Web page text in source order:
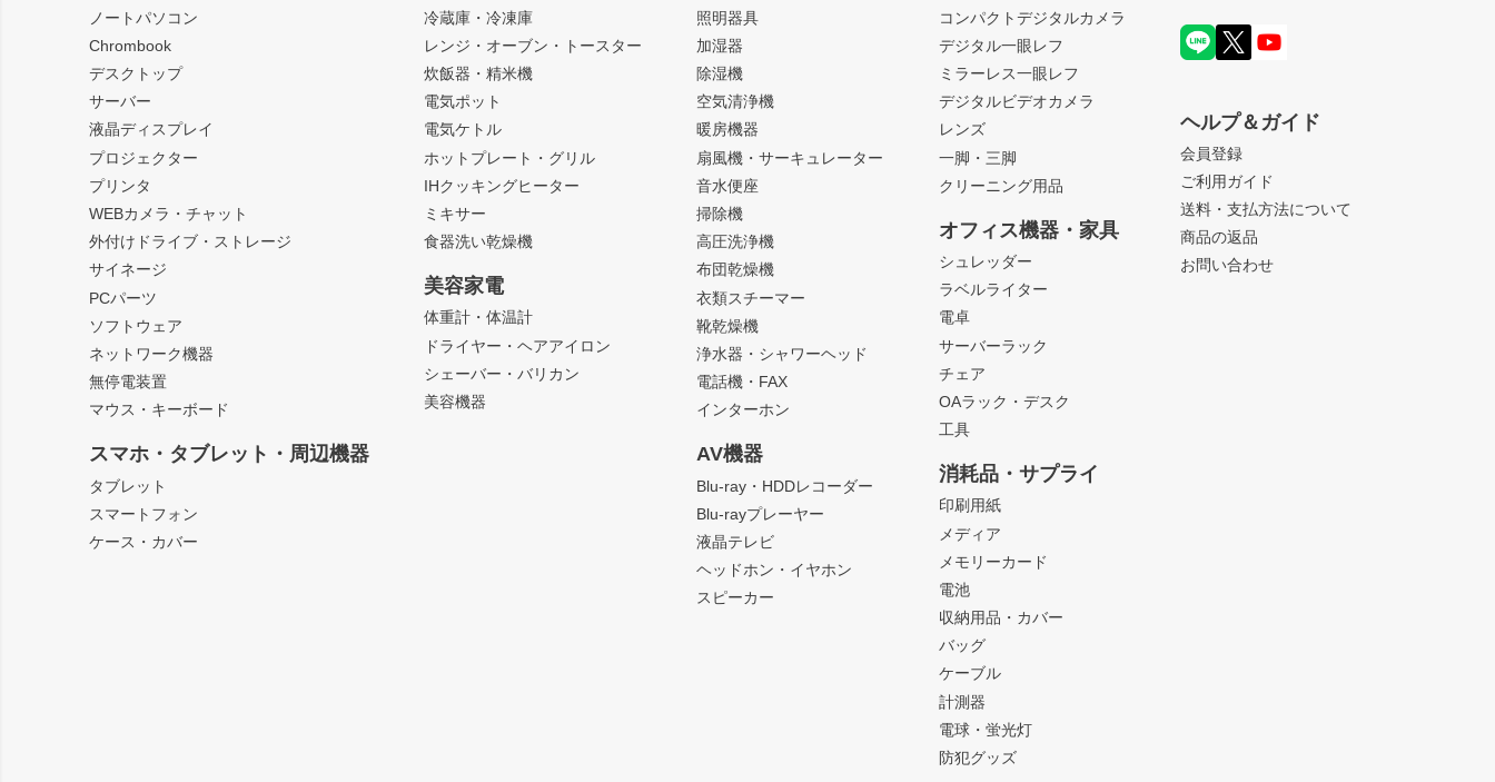
ノートパソコン
Chrombook
デスクトップ
サーバー
液晶ディスプレイ
プロジェクター
プリンタ
WEBカメラ・チャット
外付けドライブ・ストレージ
サイネージ
PCパーツ
ソフトウェア
ネットワーク機器
無停電装置
マウス・キーボード
スマホ・タブレット・周辺機器
タブレット
スマートフォン
ケース・カバー
冷蔵庫・冷凍庫
レンジ・オーブン・トースター
炊飯器・精米機
電気ポット
電気ケトル
ホットプレート・グリル
IHクッキングヒーター
ミキサー
食器洗い乾燥機
美容家電
体重計・体温計
ドライヤー・ヘアアイロン
シェーバー・バリカン
美容機器
照明器具
加湿器
除湿機
空気清浄機
暖房機器
扇風機・サーキュレーター
音水便座
掃除機
高圧洗浄機
布団乾燥機
衣類スチーマー
靴乾燥機
浄水器・シャワーヘッド
電話機・FAX
インターホン
AV機器
Blu-ray・HDDレコーダー
Blu-rayプレーヤー
液晶テレビ
ヘッドホン・イヤホン
スピーカー
コンパクトデジタルカメラ
デジタル一眼レフ
ミラーレス一眼レフ
デジタルビデオカメラ
レンズ
一脚・三脚
クリーニング用品
オフィス機器・家具
シュレッダー
ラベルライター
電卓
サーバーラック
チェア
OAラック・デスク
工具
消耗品・サプライ
印刷用紙
メディア
メモリーカード
電池
収納用品・カバー
バッグ
ケーブル
計測器
電球・蛍光灯
防犯グッズ
ヘルプ＆ガイド
会員登録
ご利用ガイド
送料・支払方法について
商品の返品
お問い合わせ